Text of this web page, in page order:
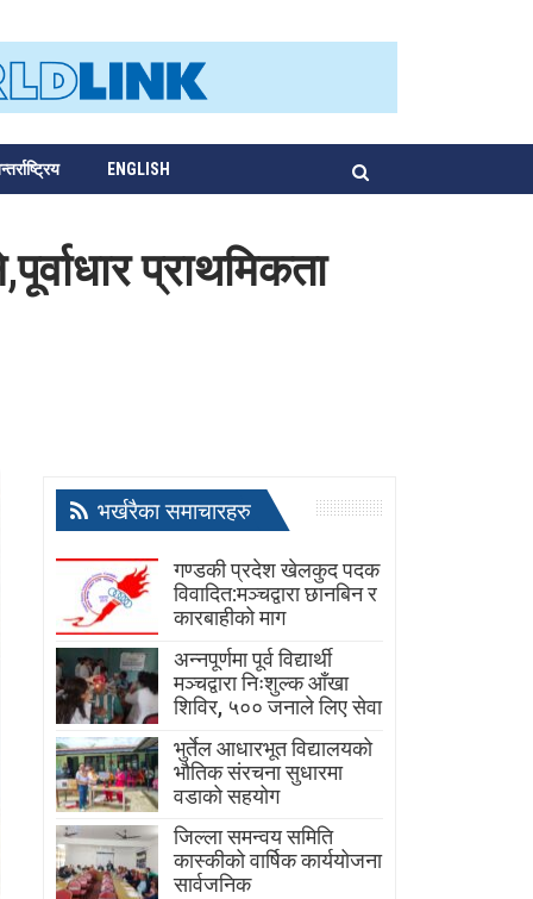
ENGLISH
प्राथमिकता
भर्खरैका समाचारहरु
गण्डकी प्रदेश खेलकुद पदक
विवादित:मञ्चद्वारा छानबिन र
कारबाहीको माग
अन्नपूर्णमा पूर्व विद्यार्थी
मञ्चद्वारा निःशुल्क आँखा
शिविर, ५०० जनाले लिए सेवा
भुर्तेल आधारभूत विद्यालयको
भौतिक संरचना सुधारमा
वडाको सहयोग
जिल्ला समन्वय समिति
कास्कीको वार्षिक कार्ययोजना
सार्वजनिक